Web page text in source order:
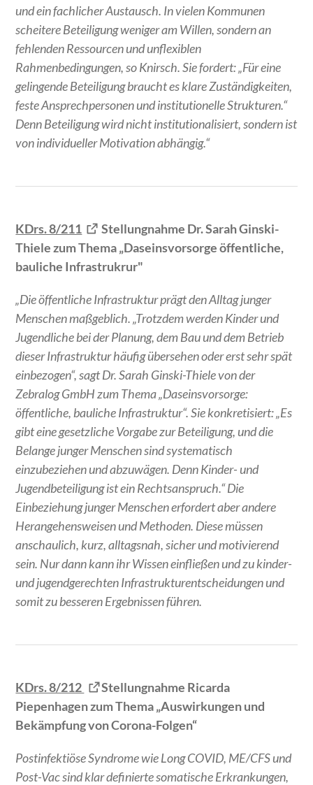
und ein fachlicher Austausch. In vielen Kommunen
scheitere Beteiligung weniger am Willen, sondern an
fehlenden Ressourcen und unflexiblen
Rahmenbedingungen, so Knirsch. Sie fordert: „Für eine
gelingende Beteiligung braucht es klare Zuständigkeiten,
feste Ansprechpersonen und institutionelle Strukturen.“
Denn Beteiligung wird nicht institutionalisiert, sondern ist
von individueller Motivation abhängig.“
KDrs. 8/211
Stellungnahme Dr. Sarah Ginski-
Thiele zum Thema „Daseinsvorsorge öffentliche,
bauliche Infrastrukrur"
„Die öffentliche Infrastruktur prägt den Alltag junger
Menschen maßgeblich. „Trotzdem werden Kinder und
Jugendliche bei der Planung, dem Bau und dem Betrieb
dieser Infrastruktur häufig übersehen oder erst sehr spät
einbezogen“, sagt Dr. Sarah Ginski-Thiele von der
Zebralog GmbH zum Thema „Daseinsvorsorge:
öffentliche, bauliche Infrastruktur“. Sie konkretisiert: „Es
gibt eine gesetzliche Vorgabe zur Beteiligung, und die
Belange junger Menschen sind systematisch
einzubeziehen und abzuwägen. Denn Kinder- und
Jugendbeteiligung ist ein Rechtsanspruch.“ Die
Einbeziehung junger Menschen erfordert aber andere
Herangehensweisen und Methoden. Diese müssen
anschaulich, kurz, alltagsnah, sicher und motivierend
sein. Nur dann kann ihr Wissen einfließen und zu kinder-
und jugendgerechten Infrastrukturentscheidungen und
somit zu besseren Ergebnissen führen.
KDrs. 8/212
Stellungnahme Ricarda
Piepenhagen zum Thema „Auswirkungen und
Bekämpfung von Corona-Folgen“
Postinfektiöse Syndrome wie Long COVID, ME/CFS und
Post-Vac sind klar definierte somatische Erkrankungen,